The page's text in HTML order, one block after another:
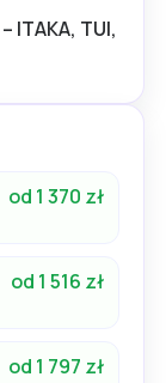
ITAKA, TUI,
od 1 370 zł
od 1 516 zł
od 1 797 zł